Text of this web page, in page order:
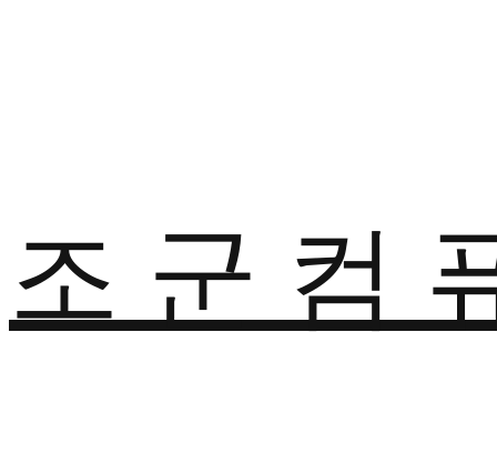
조 군 컴